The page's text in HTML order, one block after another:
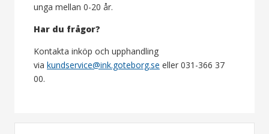
unga mellan 0-20 år.
Har du frågor?
Kontakta inköp och upphandling
via kundservice@ink.goteborg.se eller 031-366 37
00.